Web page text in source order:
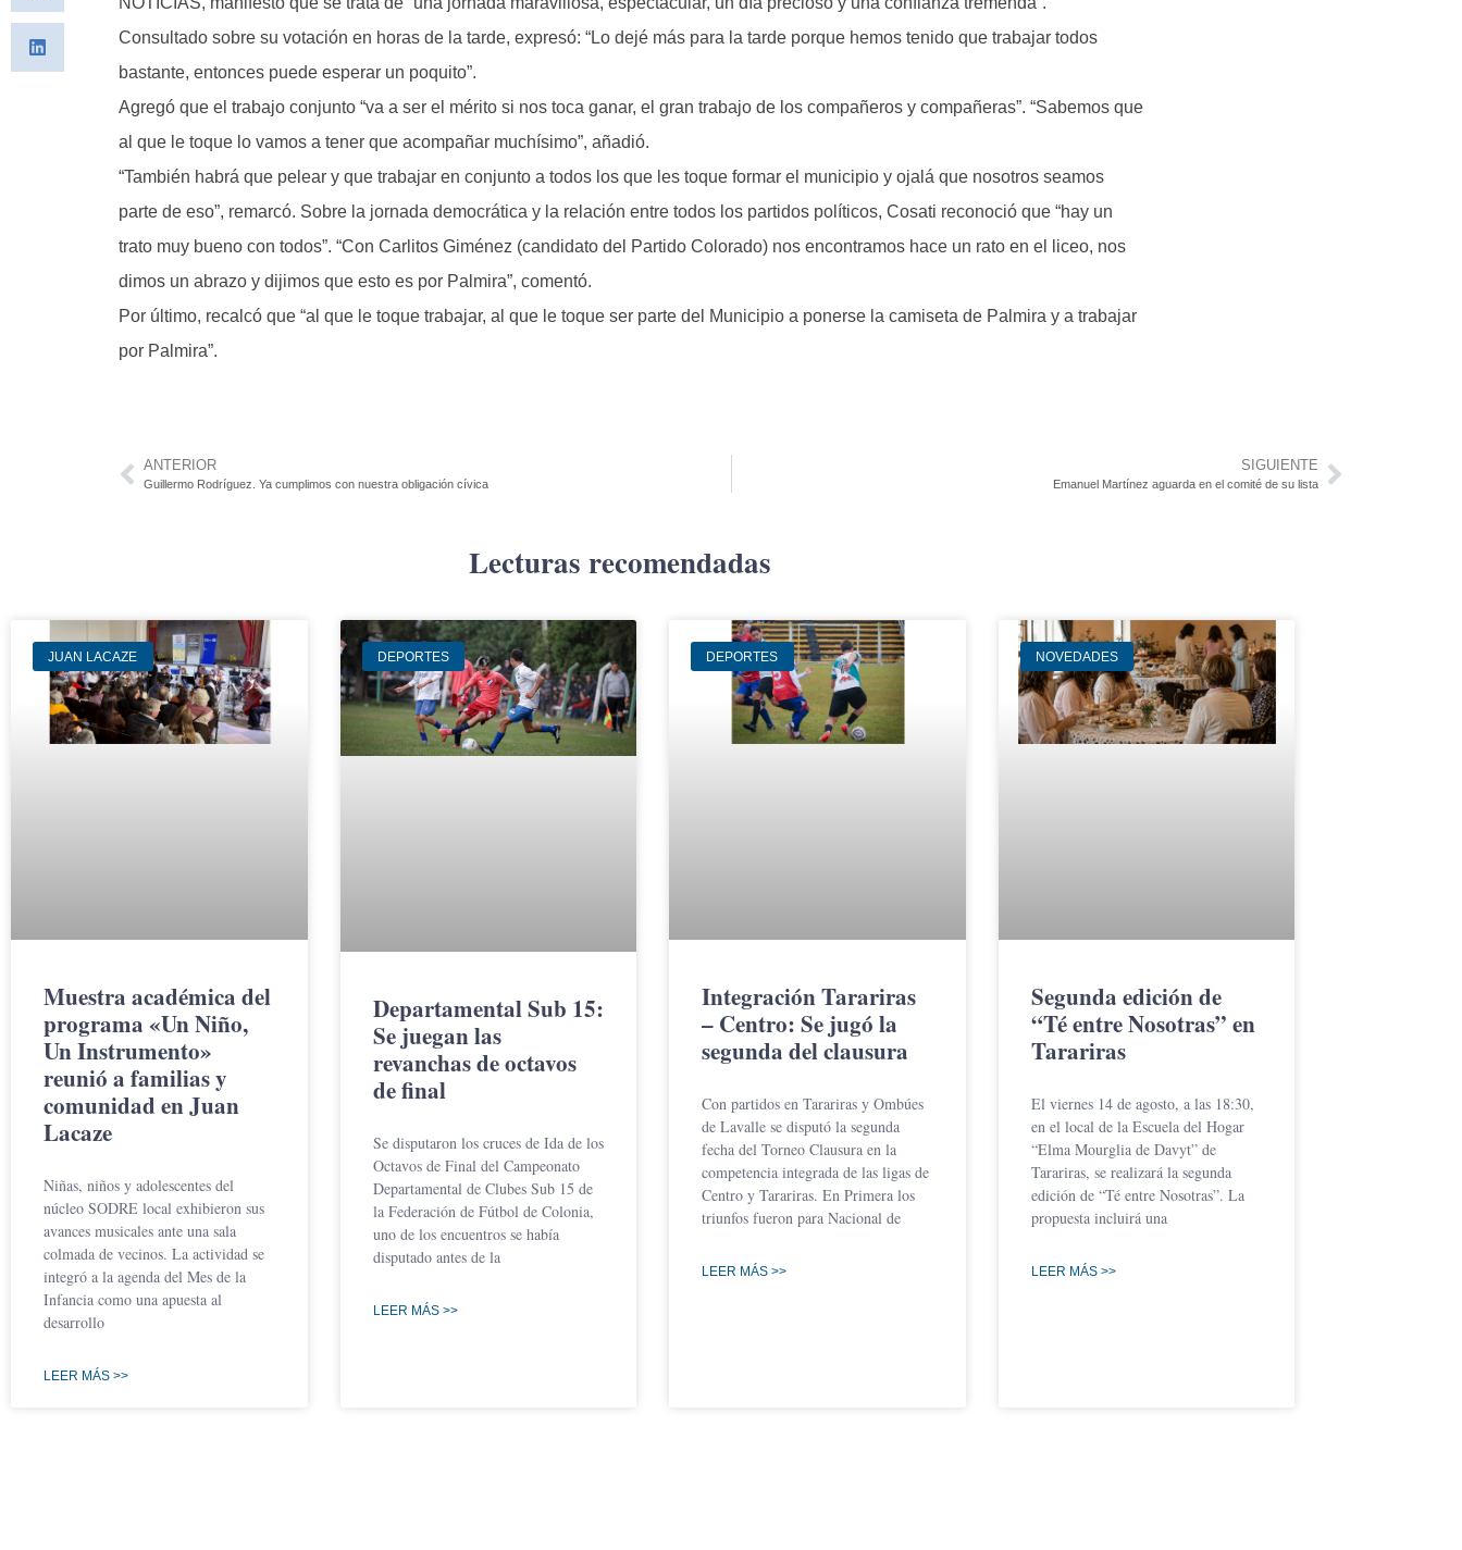
Consultado sobre su votación en horas de la tarde, expresó: “Lo dejé más para la tarde porque hemos tenido que trabajar todos
bastante, entonces puede esperar un poquito”.
Agregó que el trabajo conjunto “va a ser el mérito si nos toca ganar, el gran trabajo de los compañeros y compañeras”. “Sabemos que
al que le toque lo vamos a tener que acompañar muchísimo”, añadió.
“También habrá que pelear y que trabajar en conjunto a todos los que les toque formar el municipio y ojalá que nosotros seamos
parte de eso”, remarcó. Sobre la jornada democrática y la relación entre todos los partidos políticos, Cosati reconoció que “hay un
trato muy bueno con todos”. “Con Carlitos Giménez (candidato del Partido Colorado) nos encontramos hace un rato en el liceo, nos
dimos un abrazo y dijimos que esto es por Palmira”, comentó.
Por último, recalcó que “al que le toque trabajar, al que le toque ser parte del Municipio a ponerse la camiseta de Palmira y a trabajar
por Palmira”.
ANTERIOR
Guillermo Rodríguez. Ya cumplimos con nuestra obligación cívica
SIGUIENTE
Emanuel Martínez aguarda en el comité de su lista
Lecturas recomendadas
JUAN LACAZE
Muestra académica del
programa «Un Niño,
Un Instrumento»
reunió a familias y
comunidad en Juan
Lacaze
Niñas, niños y adolescentes del
núcleo SODRE local exhibieron sus
avances musicales ante una sala
colmada de vecinos. La actividad se
integró a la agenda del Mes de la
Infancia como una apuesta al
desarrollo
LEER MÁS >>
DEPORTES
Departamental Sub 15:
Se juegan las
revanchas de octavos
de final
Se disputaron los cruces de Ida de los
Octavos de Final del Campeonato
Departamental de Clubes Sub 15 de
la Federación de Fútbol de Colonia,
uno de los encuentros se había
disputado antes de la
LEER MÁS >>
DEPORTES
Integración Tarariras
– Centro: Se jugó la
segunda del clausura
Con partidos en Tarariras y Ombúes
de Lavalle se disputó la segunda
fecha del Torneo Clausura en la
competencia integrada de las ligas de
Centro y Tarariras. En Primera los
triunfos fueron para Nacional de
LEER MÁS >>
NOVEDADES
Segunda edición de
“Té entre Nosotras” en
Tarariras
El viernes 14 de agosto, a las 18:30,
en el local de la Escuela del Hogar
“Elma Mourglia de Davyt” de
Tarariras, se realizará la segunda
edición de “Té entre Nosotras”. La
propuesta incluirá una
LEER MÁS >>